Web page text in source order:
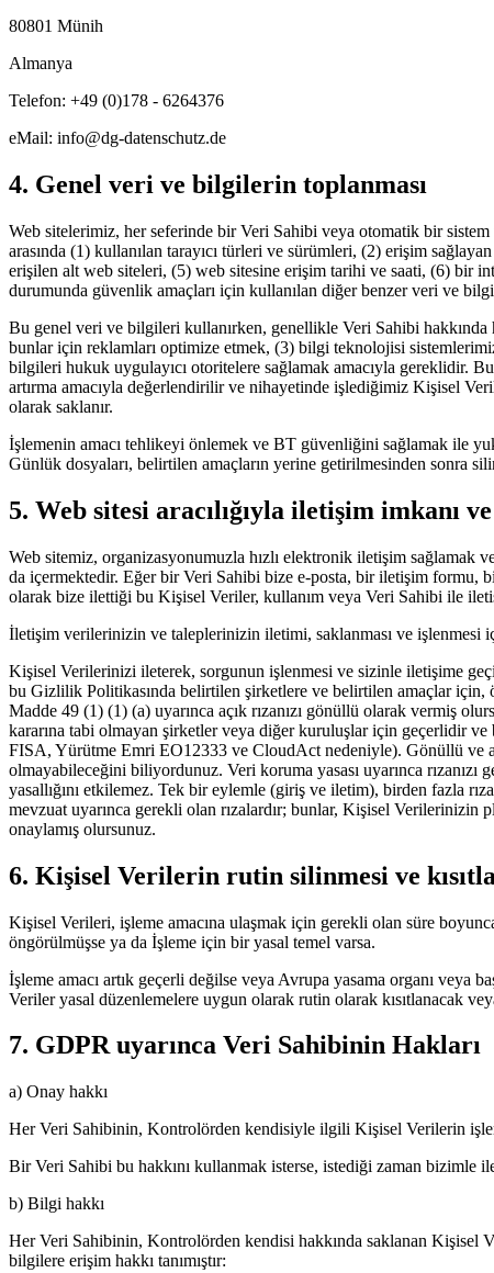
80801 Münih
Almanya
Telefon: +49 (0)178 - 6264376
eMail: info@dg-datenschutz.de
4. Genel veri ve bilgilerin toplanması
Web sitelerimiz, her seferinde bir Veri Sahibi veya otomatik bir
arasında (1) kullanılan tarayıcı türleri ve sürümleri, (2) erişim
erişilen alt web siteleri, (5) web sitesine erişim tarihi ve saati, (6) bir
durumunda güvenlik amaçları için kullanılan diğer benzer veri ve
Bu genel veri ve bilgileri kullanırken, genellikle Veri Sahibi
bunlar için reklamları optimize etmek, (3) bilgi teknolojisi
bilgileri hukuk uygulayıcı otoritelere sağlamak amacıyla gereklidir.
artırma amacıyla değerlendirilir ve nihayetinde işlediğimiz Kişisel
olarak saklanır.
İşlemenin amacı tehlikeyi önlemek ve BT güvenliğini sağlamak ile
Günlük dosyaları, belirtilen amaçların yerine getirilmesinden sonra
5. Web sitesi aracılığıyla iletişim imkanı
Web sitemiz, organizasyonumuzla hızlı elektronik iletişim sağlamak
da içermektedir. Eğer bir Veri Sahibi bize e-posta, bir iletişim formu,
olarak bize ilettiği bu Kişisel Veriler, kullanım veya Veri Sahibi ile
İletişim verilerinizin ve taleplerinizin iletimi, saklanması ve işlenmesi
Kişisel Verilerinizi ileterek, sorgunun işlenmesi ve sizinle iletişime
bu Gizlilik Politikasında belirtilen şirketlere ve belirtilen amaçlar için,
Madde 49 (1) (1) (a) uyarınca açık rızanızı gönüllü olarak vermiş
kararına tabi olmayan şirketler veya diğer kuruluşlar için geçerlidir
FISA, Yürütme Emri EO12333 ve CloudAct nedeniyle). Gönüllü ve
olmayabileceğini biliyordunuz. Veri koruma yasası uyarınca rızanızı
yasallığını etkilemez. Tek bir eylemle (giriş ve iletim), birden fazla
mevzuat uyarınca gerekli olan rızalardır; bunlar, Kişisel Verilerinizin
onaylamış olursunuz.
6. Kişisel Verilerin rutin silinmesi ve
Kişisel Verileri, işleme amacına ulaşmak için gerekli olan süre
öngörülmüşse ya da İşleme için bir yasal temel varsa.
İşleme amacı artık geçerli değilse veya Avrupa yasama organı veya
Veriler yasal düzenlemelere uygun olarak rutin olarak kısıtlanacak
7. GDPR uyarınca Veri Sahibinin Hakları
a) Onay hakkı
Her Veri Sahibinin, Kontrolörden kendisiyle ilgili Kişisel Verilerin
Bir Veri Sahibi bu hakkını kullanmak isterse, istediği zaman bizimle
b) Bilgi hakkı
Her Veri Sahibinin, Kontrolörden kendisi hakkında saklanan Kişisel
bilgilere erişim hakkı tanımıştır: